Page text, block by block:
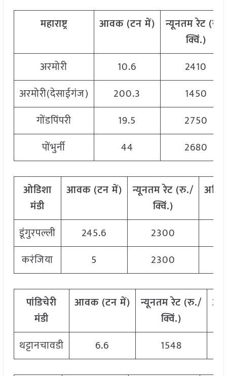
महाराष्ट्र आवक(टनमें) न्यूनतमरेट(रु./
क्विं.)
अरमोरी
10.6
2410
अरमोरी(देसाईगंज)
200.3
1450
गोंडपिंपरी
19.5
2750
पोंभुर्नी
44 2680
ओडिशा
मंडी
आवक(टनमें) न्यूनतमरेट(रु./
क्विं.)
डूंगुरपल्ली 245.6
2300
करंजिया
5 2300
पांडिचेरी
मंडी
आवक(टनमें) न्यूनतमरेट(रु./
क्विं.)
थट्टानचावडी 6.6 1548